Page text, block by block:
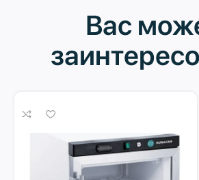
Вас